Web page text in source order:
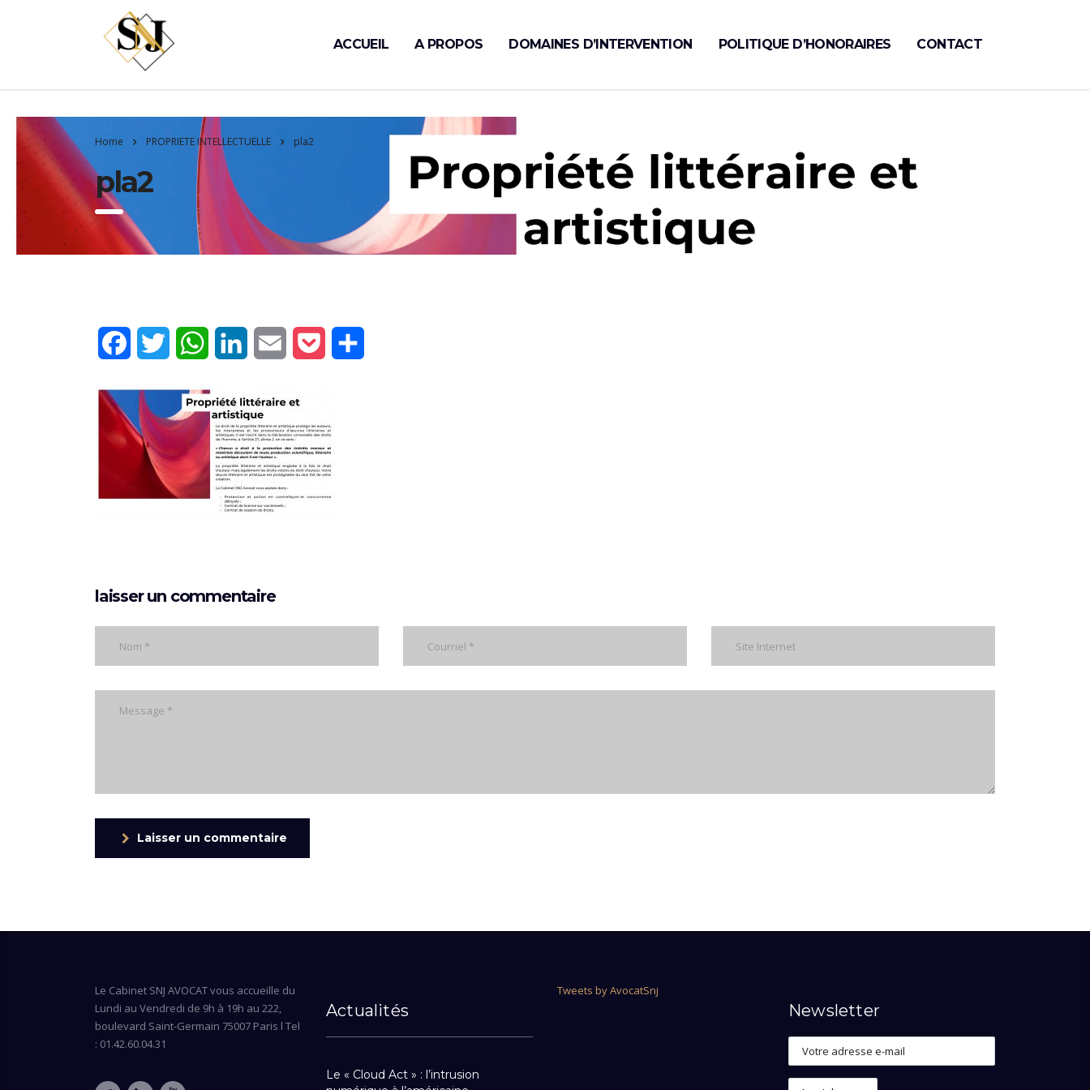
ACCUEIL A PROPOS DOMAINES D’INTERVENTION POLITIQUE D’HONORAIRES CONTACT
Home PROPRIETE INTELLECTUELLE pla2
pla2
FacebookTwitter WhatsAppLinkedInEmail Pocket
laisser un commentaire
Laisser un commentaire
Le Cabinet SNJ AVOCAT vous accueille du
Lundi au Vendredi de 9h à 19h au 222,
boulevard Saint-Germain 75007 Paris l Tel
: 01.42.60.04.31
Actualités
Le « Cloud Act » : l’intrusion
Tweets by AvocatSnj
Newsletter